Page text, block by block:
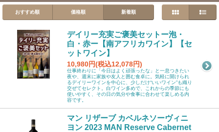
おすすめ順 価格順 新着順
デイリー充実ご褒美セットー泡・
白・赤ー【南アフリカワイン】【セ
ットワイン】
10,980円(税込12,078円)
仕事終わりに「今日はよく頑張ったな」と一息つきたい
夜や、週末に家族や友人と囲む食卓に。気軽に開けられ
るデイリーワインを中心に、少しだけ“いいワイン”も織り
交ぜてセレクト。白ワイン多めで、これからの季節にも
使いやすく、その日の気分や食事に合わせて楽しめる内
容です。
マン リザーブ カベルネソーヴィニ
ヨン 2023 MAN Reserve Cabernet